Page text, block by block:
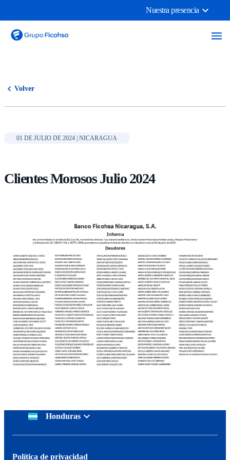
Nuestra presencia
Volver
01 DE JULIO DE 2024 | NICARAGUA
Clientes Morosos Julio 2024
Honduras
Política de privacidad